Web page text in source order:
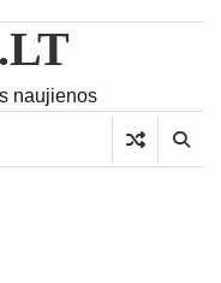
naujienos